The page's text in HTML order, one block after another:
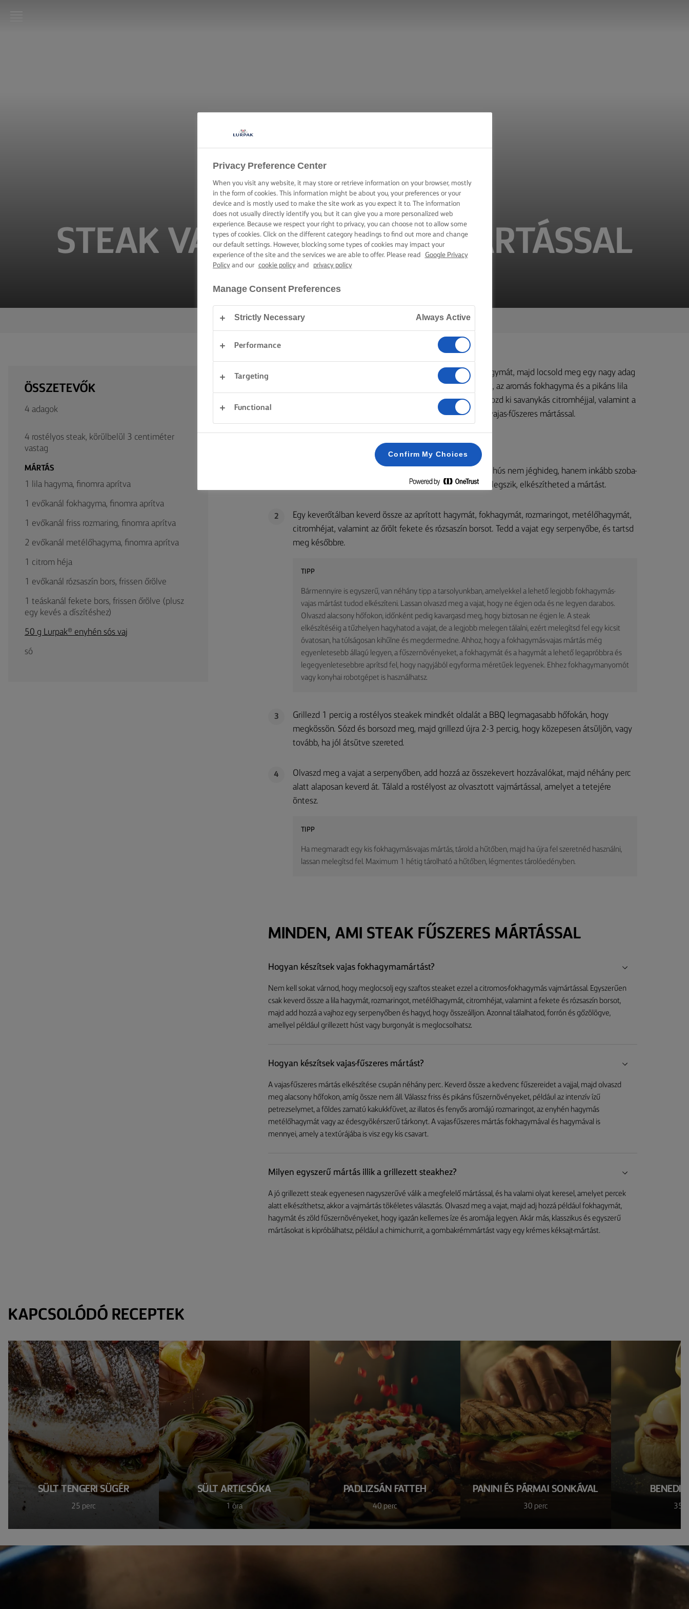
Magyarország
STEAK VAJAS-FŰSZERES MÁRTÁSSAL
Kezdőlap Steak fűszeres mártással
ÖSSZETEVŐK
4 adagok
4 rostélyos steak, körülbelül 3 centiméter
vastag
MÁRTÁS
1 lila hagyma, finomra aprítva
1 evőkanál fokhagyma, finomra aprítva
1 evőkanál friss rozmaring, finomra aprítva
2 evőkanál metélőhagyma, finomra aprítva
1 citrom héja
1 evőkanál rózsaszín bors, frissen őrölve
1 teáskanál fekete bors, frissen őrölve (plusz
egy kevés a díszítéshez)
50 g Lurpak® enyhén sós vaj
só
Dobj fel egy sistergő, grillezett steaket, aprítsd fel a metélőhagymát, majd locsold meg egy nagy adag
Lurpak® vajjal! Csillogtasd meg az olvasztott vaj, a sós fűszerek, az aromás fokhagyma és a pikáns lila
hagyma keverékét. Kísérje mindezt az omlós steak. Egyensúlyozd ki savanykás citromhéjjal, valamint a
rózsaszín és fekete bors zamatával. Ez nem más, mint a steak vajas-fűszeres mártással.
Vedd ki a húst a hűtőből egy órával grillezés előtt, így a hús nem jéghideg, hanem inkább szoba-
hőmérsékletű lesz. Gyújtsd be a grillsütőt – amíg felmelegszik, elkészítheted a mártást.
2
Egy keverőtálban keverd össze az aprított hagymát, fokhagymát, rozmaringot, metélőhagymát,
citromhéjat, valamint az őrölt fekete és rózsaszín borsot. Tedd a vajat egy serpenyőbe, és tartsd
meg későbbre.
TIPP
Bármennyire is egyszerű, van néhány tipp a tarsolyunkban, amelyekkel a lehető legjobb fokhagymás-
vajas mártást tudod elkészíteni. Lassan olvaszd meg a vajat, hogy ne égjen oda és ne legyen darabos.
Olvaszd alacsony hőfokon, időnként pedig kavargasd meg, hogy biztosan ne égjen le. A steak
elkészítéséig a tűzhelyen hagyhatod a vajat, de a legjobb melegen tálalni, ezért melegítsd fel egy kicsit
óvatosan, ha túlságosan kihűlne és megdermedne. Ahhoz, hogy a fokhagymás-vajas mártás még
egyenletesebb állagú legyen, a fűszernövényeket, a fokhagymát és a hagymát a lehető legapróbbra és
legegyenletesebbre aprítsd fel, hogy nagyjából egyforma méretűek legyenek. Ehhez fokhagymanyomót
vagy konyhai robotgépet is használhatsz.
3
Grillezd 1 percig a rostélyos steakek mindkét oldalát a BBQ legmagasabb hőfokán, hogy
megkössön. Sózd és borsozd meg, majd grillezd újra 2-3 percig, hogy közepesen átsüljön, vagy
tovább, ha jól átsütve szereted.
4
Olvaszd meg a vajat a serpenyőben, add hozzá az összekevert hozzávalókat, majd néhány perc
alatt alaposan keverd át. Tálald a rostélyost az olvasztott vajmártással, amelyet a tetejére
öntesz.
TIPP
Ha megmaradt egy kis fokhagymás-vajas mártás, tárold a hűtőben, majd ha újra fel szeretnéd használni,
lassan melegítsd fel. Maximum 1 hétig tárolható a hűtőben, légmentes tárolóedényben.
MINDEN, AMI STEAK FŰSZERES MÁRTÁSSAL
Hogyan készítsek vajas fokhagymamártást?
Nem kell sokat várnod, hogy meglocsolj egy szaftos steaket ezzel a citromos-fokhagymás vajmártással. Egyszerűen
csak keverd össze a lila hagymát, rozmaringot, metélőhagymát, citromhéjat, valamint a fekete és rózsaszín borsot,
majd add hozzá a vajhoz egy serpenyőben és hagyd, hogy összeálljon. Azonnal tálalhatod, forrón és gőzölögve,
amellyel például grillezett húst vagy burgonyát is meglocsolhatsz.
Hogyan készítsek vajas-fűszeres mártást?
A vajas-fűszeres mártás elkészítése csupán néhány perc. Keverd össze a kedvenc fűszereidet a vajjal, majd olvaszd
meg alacsony hőfokon, amíg össze nem áll. Válassz friss és pikáns fűszernövényeket, például az intenzív ízű
petrezselymet, a földes zamatú kakukkfüvet, az illatos és fenyős aromájú rozmaringot, az enyhén hagymás
metélőhagymát vagy az édesgyökérszerű tárkonyt. A vajas-fűszeres mártás fokhagymával és hagymával is
mennyei, amely a textúrájába is visz egy kis csavart.
Milyen egyszerű mártás illik a grillezett steakhez?
A jó grillezett steak egyenesen nagyszerűvé válik a megfelelő mártással, és ha valami olyat keresel, amelyet percek
alatt elkészíthetsz, akkor a vajmártás tökéletes választás. Olvaszd meg a vajat, majd adj hozzá például fokhagymát,
hagymát és zöld fűszernövényeket, hogy igazán kellemes íze és aromája legyen. Akár más, klasszikus és egyszerű
mártásokat is kipróbálhatsz, például a chimichurrit, a gombakrémmártást vagy egy krémes kéksajt-mártást.
KAPCSOLÓDÓ RECEPTEK
SÜLT TENGERI SÜGÉR
25 perc
SÜLT ARTICSÓKA
1 óra
PADLIZSÁN FATTEH
40 perc
PANINI ÉS PÁRMAI SONKÁVAL
30 perc 35
Privacy Preference Center
When you visit any website, it may store or retrieve information on your browser, mostly
in the form of cookies. This information might be about you, your preferences or your
device and is mostly used to make the site work as you expect it to. The information
does not usually directly identify you, but it can give you a more personalized web
experience. Because we respect your right to privacy, you can choose not to allow some
types of cookies. Click on the different category headings to find out more and change
our default settings. However, blocking some types of cookies may impact your
experience of the site and the services we are able to offer. Please read
Google Privacy
Policyand our cookie policyand privacy policy
Manage Consent Preferences
Strictly Necessary Always Active
Performance
Targeting
Functional
Confirm My Choices